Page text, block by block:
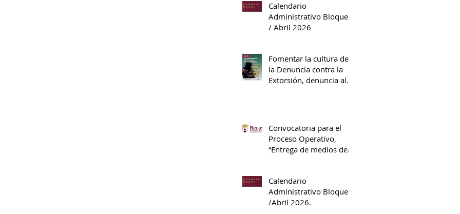
Calendario
Administrativo Bloque II
/ Abril 2026
Fomentar la cultura de
la Denuncia contra la
Extorsión, denuncia al
Convocatoria para el
Proceso Operativo,
“Entrega de medios de
Media Superior Benito
Juárez.
Calendario
Administrativo Bloque II
/Abril 2026.